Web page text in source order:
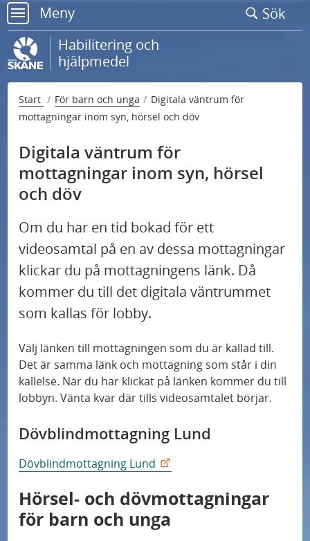
Gå
till
sidans
innehåll
Meny
Sök
meny
Habilitering och
hjälpmedel
Start För barn och unga
Digitala väntrum för
mottagningar inom syn, hörsel och döv
Digitala väntrum för
mottagningar inom syn, hörsel
och döv
Om du har en tid bokad för ett
videosamtal på en av dessa mottagningar
klickar du på mottagningens länk. Då
kommer du till det digitala väntrummet
som kallas för lobby.
Välj länken till mottagningen som du är kallad till.
Det är samma länk och mottagning som står i din
kallelse. När du har klickat på länken kommer du till
lobbyn. Vänta kvar där tills videosamtalet börjar.
Dövblindmottagning Lund
Dövblindmottagning Lund
Hörsel- och dövmottagningar
för barn och unga